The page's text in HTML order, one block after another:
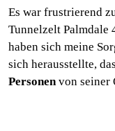
Es war frustrierend
Tunnelzelt Palmdale
haben sich meine
sich herausstellte,
Personen von seiner